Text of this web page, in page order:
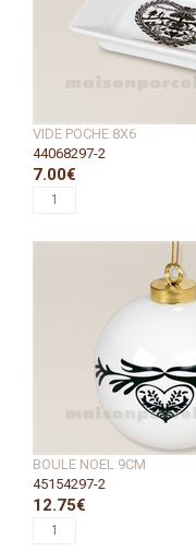
VIDE POCHE 8X6
44068297-2
7.00€
BOULE NOEL 9CM
45154297-2
12.75€